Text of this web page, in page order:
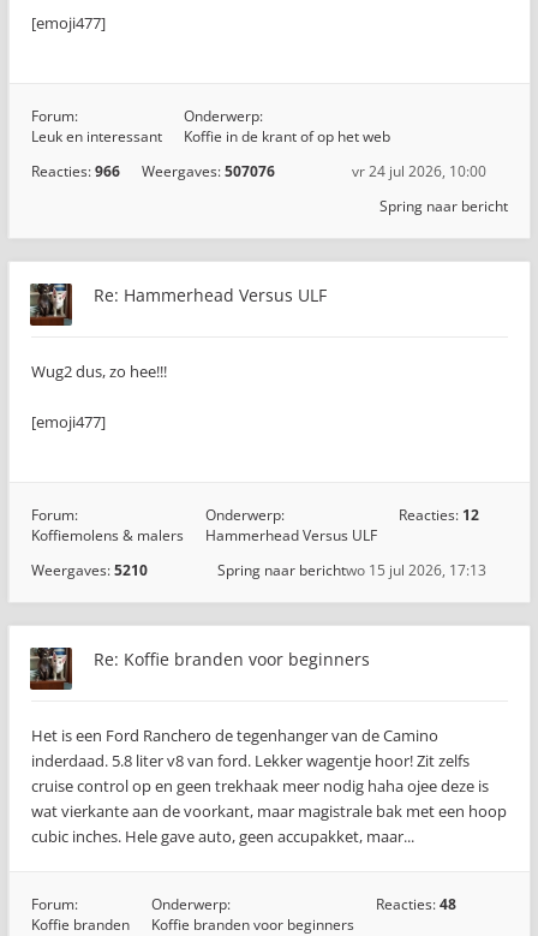
[emoji477]️
Forum:
Leuk en interessant
Onderwerp:
Koffie in de krant of op het web
Reacties:966 Weergaves:507076
vr 24 jul 2026, 10:00
Spring naar bericht
Re: Hammerhead Versus ULF
Wug2 dus, zo hee!!!
[emoji477]️
Forum:
Koffiemolens & malers
Onderwerp:
Hammerhead Versus ULF
Reacties: 12
Weergaves:5210 wo 15 jul 2026, 17:13
Spring naar bericht
Re: Koffie branden voor beginners
Het is een Ford Ranchero de tegenhanger van de Camino
inderdaad. 5.8 liter v8 van ford. Lekker wagentje hoor! Zit zelfs
cruise control op en geen trekhaak meer nodig haha ojee deze is
wat vierkante aan de voorkant, maar magistrale bak met een hoop
cubic inches. Hele gave auto, geen accupakket, maar...
Forum:
Koffie branden
Onderwerp:
Koffie branden voor beginners
Reacties:48